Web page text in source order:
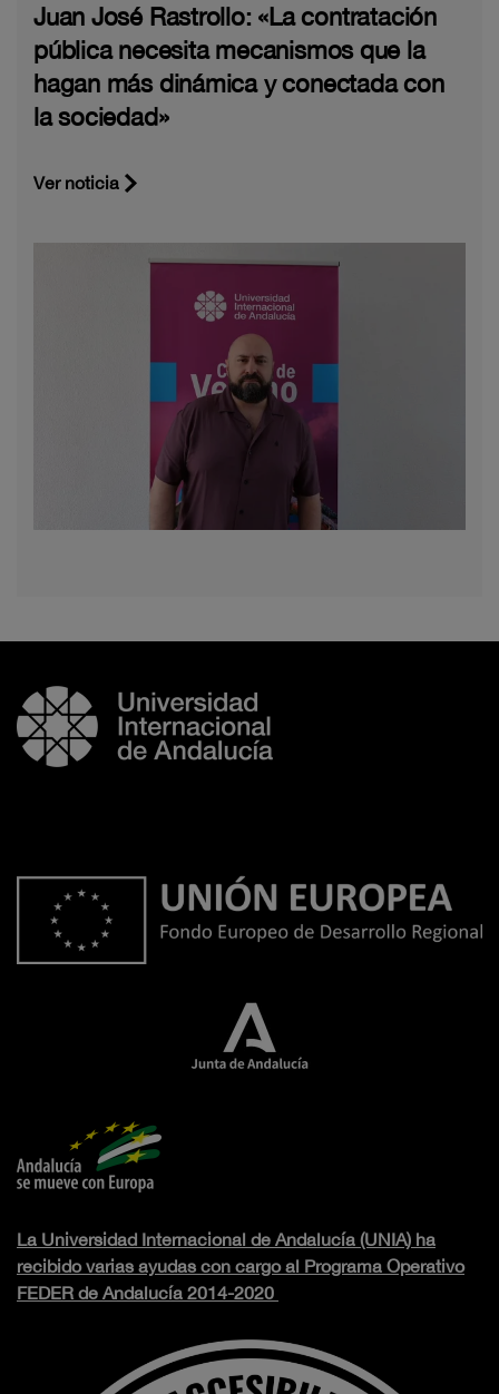
Juan José Rastrollo: «La contratación
pública necesita mecanismos que la
hagan más dinámica y conectada con
la sociedad»
Ver noticia
La Universidad Internacional de Andalucía (UNIA) ha
recibido varias ayudas con cargo al Programa Operativo
FEDER de Andalucía 2014-2020